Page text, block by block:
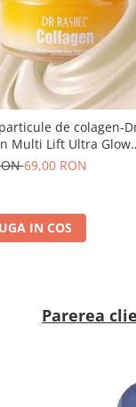
de colagen-
Multi Lift Ultra Glow
50gr
69,00 RON
IN COS
Parerea